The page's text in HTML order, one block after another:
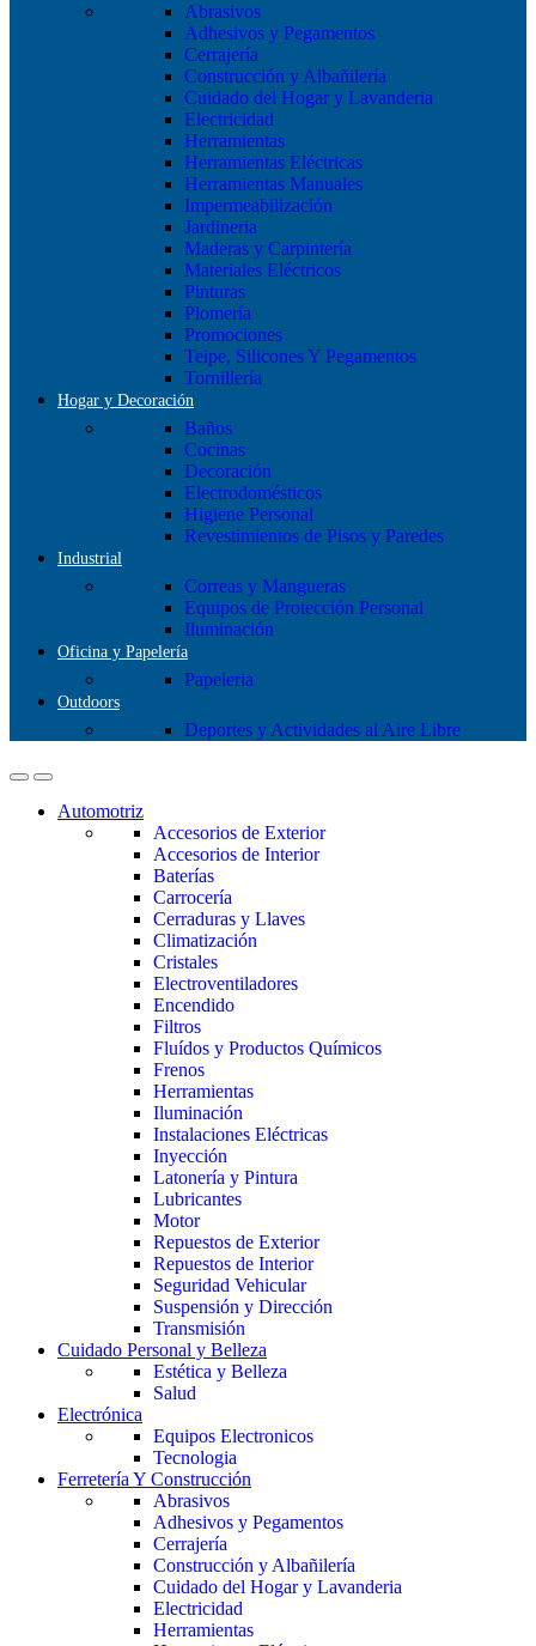
Abrasivos
Adhesivos y Pegamentos
Cerrajería
Construcción y Albañilería
Cuidado del Hogar y Lavanderia
Electricidad
Herramientas
Herramientas Eléctricas
Herramientas Manuales
Impermeabilización
Jardineria
Maderas y Carpintería
Materiales Eléctricos
Pinturas
Plomería
Promociones
Teipe, Silicones Y Pegamentos
Tornillería
Hogar y Decoración
Baños
Cocinas
Decoración
Electrodomésticos
Higiene Personal
Revestimientos de Pisos y Paredes
Industrial
Correas y Mangueras
Equipos de Protección Personal
Iluminación
Oficina y Papelería
Papeleria
Outdoors
Deportes y Actividades al Aire Libre
Automotriz
Accesorios de Exterior
Accesorios de Interior
Baterías
Carrocería
Cerraduras y Llaves
Climatización
Cristales
Electroventiladores
Encendido
Filtros
Fluídos y Productos Químicos
Frenos
Herramientas
Iluminación
Instalaciones Eléctricas
Inyección
Latonería y Pintura
Lubricantes
Motor
Repuestos de Exterior
Repuestos de Interior
Seguridad Vehicular
Suspensión y Dirección
Transmisión
Cuidado Personal y Belleza
Estética y Belleza
Salud
Electrónica
Equipos Electronicos
Tecnologia
Ferretería Y Construcción
Abrasivos
Adhesivos y Pegamentos
Cerrajería
Construcción y Albañilería
Cuidado del Hogar y Lavanderia
Electricidad
Herramientas